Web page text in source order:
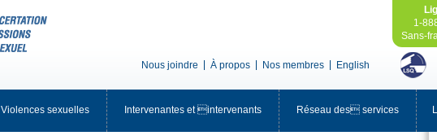
Nousjoindre Àpropos Nosmembres English
1-
Sans-
Violencessexuelles Intervenantesetintervenants Réseaudesservices